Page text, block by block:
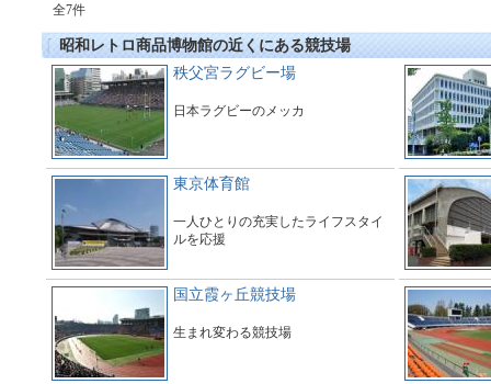
全7件
昭和レトロ商品博物館の近くにある競技場
秩父宮ラグビー場
日本ラグビーのメッカ
東京体育館
一人ひとりの充実したライフスタイ
ルを応援
国立霞ヶ丘競技場
生まれ変わる競技場